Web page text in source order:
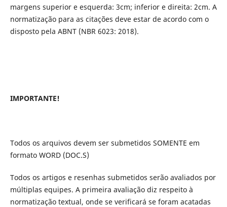
margens superior e esquerda: 3cm; inferior e direita: 2cm. A
normatização para as citações deve estar de acordo com o
disposto pela ABNT (NBR 6023: 2018).
IMPORTANTE!
Todos os arquivos devem ser submetidos SOMENTE em
formato WORD (DOC.S)
Todos os artigos e resenhas submetidos serão avaliados por
múltiplas equipes. A primeira avaliação diz respeito à
normatização textual, onde se verificará se foram acatadas